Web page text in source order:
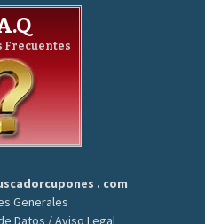
Frecuentes
. com
Generales
Datos / Aviso Legal